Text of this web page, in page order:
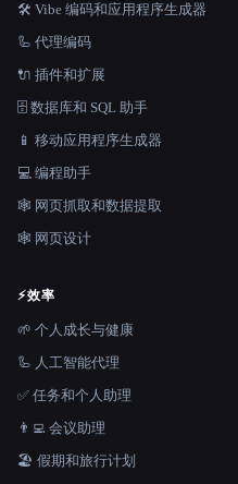
🛠️ Vibe 编码和应用程序生成器
🦾 代理编码
🔌 插件和扩展
🗄️ 数据库和 SQL 助手
📱 移动应用程序生成器
💻 编程助手
🕸️ 网页抓取和数据提取
🕸 网页设计
⚡效率
🌱 个人成长与健康
🦾 人工智能代理
✅ 任务和个人助理
👨‍💻 会议助理
🏖 假期和旅行计划